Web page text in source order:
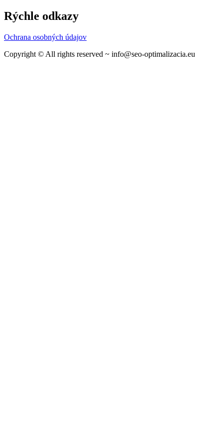
Rýchle odkazy
Ochrana osobných údajov
Copyright © All rights reserved ~ info@seo-optimalizacia.eu